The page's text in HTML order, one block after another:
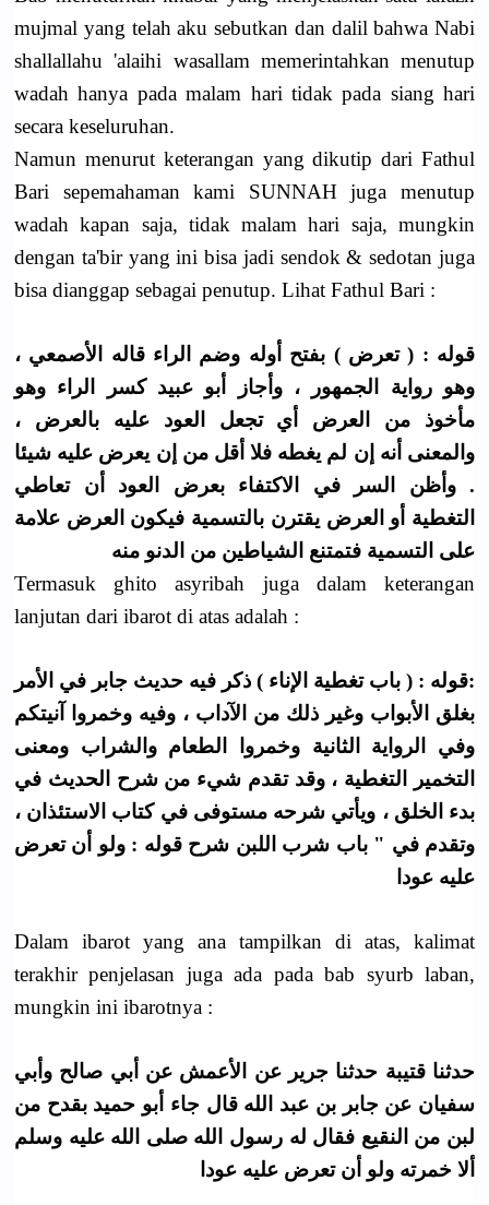
mujmal yang telah aku sebutkan dan dalil bahwa Nabi
shallallahu 'alaihi wasallam memerintahkan menutup
wadah hanya pada malam hari tidak pada siang hari
secara keseluruhan.
Namun menurut keterangan yang dikutip dari Fathul
Bari sepemahaman kami SUNNAH juga menutup
wadah kapan saja, tidak malam hari saja, mungkin
dengan ta'bir yang ini bisa jadi sendok & sedotan juga
bisa dianggap sebagai penutup. Lihat Fathul Bari :
قوله : ( تعرض ) بفتح أوله وضم الراء قاله الأصمعي ،
وهو رواية الجمهور ، وأجاز أبو عبيد كسر الراء وهو
مأخوذ من العرض أي تجعل العود عليه بالعرض ،
والمعنى أنه إن لم يغطه فلا أقل من إن يعرض عليه شيئا
. وأظن السر في الاكتفاء بعرض العود أن تعاطي
التغطية أو العرض يقترن بالتسمية فيكون العرض علامة
على التسمية فتمتنع الشياطين من الدنو منه
Termasuk ghito asyribah juga dalam keterangan
lanjutan dari ibarot di atas adalah :
:قوله : ( باب تغطية الإناء ) ذكر فيه حديث جابر في الأمر
بغلق الأبواب وغير ذلك من الآداب ، وفيه وخمروا آنيتكم
وفي الرواية الثانية وخمروا الطعام والشراب ومعنى
التخمير التغطية ، وقد تقدم شيء من شرح الحديث في
بدء الخلق ، ويأتي شرحه مستوفى في كتاب الاستئذان ،
وتقدم في " باب شرب اللبن شرح قوله : ولو أن تعرض
عليه عودا
Dalam ibarot yang ana tampilkan di atas, kalimat
terakhir penjelasan juga ada pada bab syurb laban,
mungkin ini ibarotnya :
حدثنا قتيبة حدثنا جرير عن الأعمش عن أبي صالح وأبي
سفيان عن جابر بن عبد الله قال جاء أبو حميد بقدح من
لبن من النقيع فقال له رسول الله صلى الله عليه وسلم
ألا خمرته ولو أن تعرض عليه عودا